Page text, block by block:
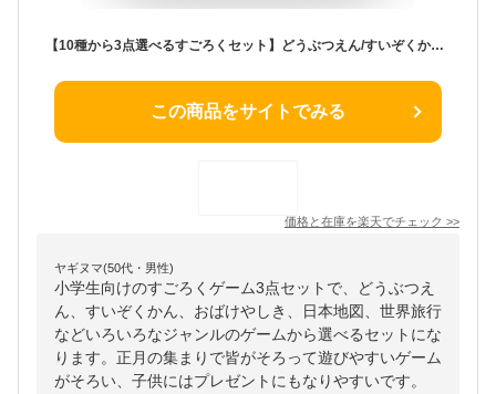
【10種から3点選べるすごろくセット】どうぶつえん/すいぞくかん/おばけやしき/夜店でおかいもの/1年のぎょうじ/日本地図/世界旅行/テーマパーク/ようかいなかよし（アプリ付）/わくわく小学校/ アーテック おもしろすごろく 小学生 幼児
この商品をサイトでみる
価格と在庫を楽天でチェック >>
ヤギヌマ(50代・男性)
小学生向けのすごろくゲーム3点セットで、どうぶつえ
ん、すいぞくかん、おばけやしき、日本地図、世界旅行
などいろいろなジャンルのゲームから選べるセットにな
ります。正月の集まりで皆がそろって遊びやすいゲーム
がそろい、子供にはプレゼントにもなりやすいです。